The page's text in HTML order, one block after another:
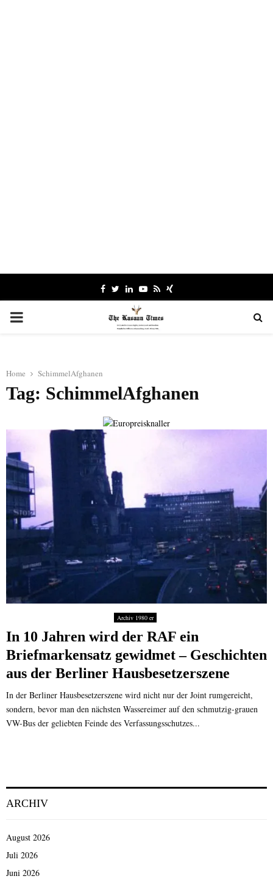
Facebook
TwitterLinkedinYoutube
RssXing
PRIMARY
Home SchimmelAfghanen
Tag: SchimmelAfghanen
Archiv 1980 er
In 10 Jahren wird der RAF ein
Briefmarkensatz gewidmet – Geschichten
aus der Berliner Hausbesetzerszene
In der Berliner Hausbesetzerszene wird nicht nur der Joint rumgereicht,
sondern, bevor man den nächsten Wassereimer auf den schmutzig-grauen
VW-Bus der geliebten Feinde des Verfassungsschutzes...
ARCHIV
August 2026
Juli 2026
Juni 2026